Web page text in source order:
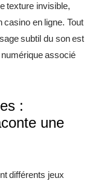
texture invisible,
casino en ligne. Tout
subtil du son est
associé
:
une
différents jeux